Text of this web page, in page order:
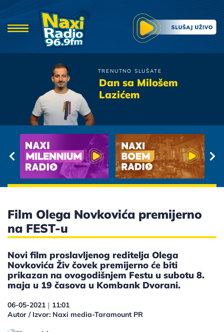
TRENUTNO SLUŠATE
Dan sa Milošem
Lazićem
Dino Merlin
Film Olega Novkovića premijerno
na FEST-u
Novi film proslavljenog reditelja Olega
Novkovića Živ čovek premijerno će biti
prikazan na ovogodišnjem Festu u subotu 8.
maja u 19 časova u Kombank Dvorani.
06-05-2021 | 11:01
Autor / Izvor: Naxi media-Taramount PR